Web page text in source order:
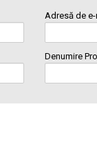
Adresă de
Denumire